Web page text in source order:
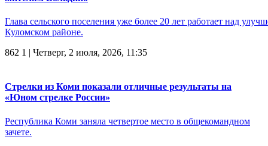
Глава сельского поселения уже более 20 лет работает над
Куломском районе.
862 1 | Четверг, 2 июля, 2026, 11:35
Стрелки из Коми показали отличные результаты на
«Юном стрелке России»
Республика Коми заняла четвертое место в общекомандном
зачете.